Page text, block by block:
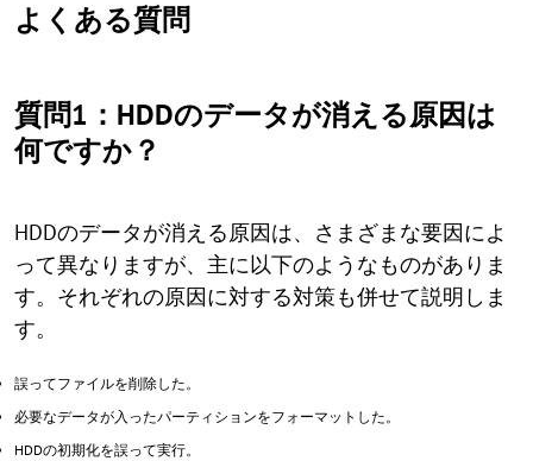
よくある質問
質問1：HDDのデータが消える原因は
何ですか？
HDDのデータが消える原因は、さまざまな要因によ
って異なりますが、主に以下のようなものがありま
す。それぞれの原因に対する対策も併せて説明しま
す。
誤ってファイルを削除した。
必要なデータが入ったパーティションをフォーマットした。
HDDの初期化を誤って実行。